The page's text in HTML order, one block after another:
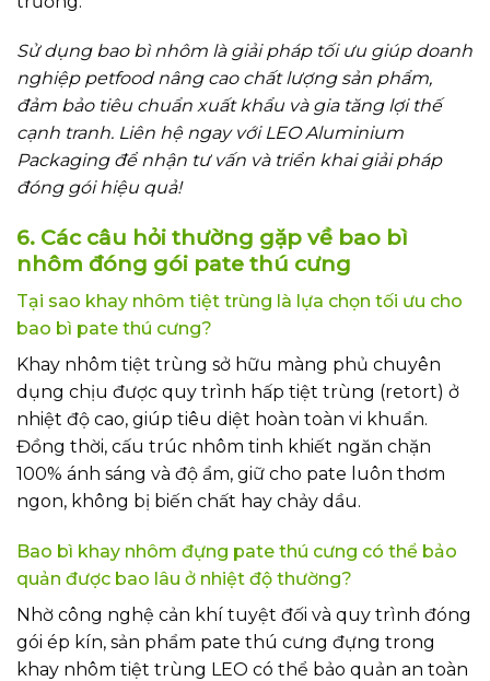
Sử dụng bao bì nhôm là giải pháp tối ưu giúp doanh
nghiệp petfood nâng cao chất lượng sản phẩm,
đảm bảo tiêu chuẩn xuất khẩu và gia tăng lợi thế
cạnh tranh. Liên hệ ngay với LEO Aluminium
Packaging để nhận tư vấn và triển khai giải pháp
đóng gói hiệu quả!
6. Các câu hỏi thường gặp về bao bì
nhôm đóng gói pate thú cưng
Tại sao khay nhôm tiệt trùng là lựa chọn tối ưu cho
bao bì pate thú cưng?
Khay nhôm tiệt trùng sở hữu màng phủ chuyên
dụng chịu được quy trình hấp tiệt trùng (retort) ở
nhiệt độ cao, giúp tiêu diệt hoàn toàn vi khuẩn.
Đồng thời, cấu trúc nhôm tinh khiết ngăn chặn
100% ánh sáng và độ ẩm, giữ cho pate luôn thơm
ngon, không bị biến chất hay chảy dầu.
Bao bì khay nhôm đựng pate thú cưng có thể bảo
quản được bao lâu ở nhiệt độ thường?
Nhờ công nghệ cản khí tuyệt đối và quy trình đóng
gói ép kín, sản phẩm pate thú cưng đựng trong
khay nhôm tiệt trùng LEO có thể bảo quản an toàn